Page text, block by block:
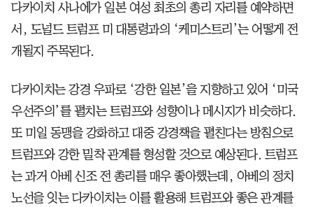
다카이치 사나에가 일본 여성 최초의 총리 자리를 예약하면
서, 도널드 트럼프 미 대통령과의 ‘케미스트리’는 어떻게 전
개될지 주목된다.
다카이치는 강경 우파로 ‘강한 일본’을 지향하고 있어 ‘미국
우선주의’를 펼치는 트럼프와 성향이나 메시지가 비슷하다.
또 미일 동맹을 강화하고 대중 강경책을 펼친다는 방침으로
트럼프와 강한 밀착 관계를 형성할 것으로 예상된다. 트럼프
는 과거 아베 신조 전 총리를 매우 좋아했는데, 아베의 정치
노선을 잇는 다카이치는 이를 활용해 트럼프와 좋은 관계를